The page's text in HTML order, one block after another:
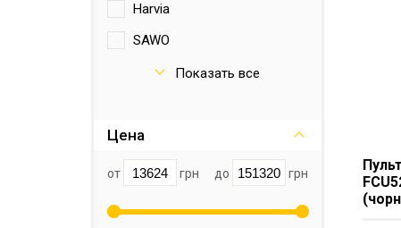
Harvia
SAWO
HUUM
Relset
Tulikivi
Показать все
Цена
от грн до грн